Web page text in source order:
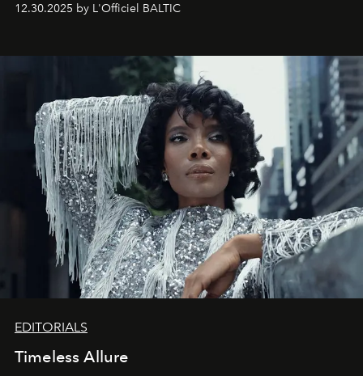
achievements.
12.30.2025 by L'Officiel BALTIC
EDITORIALS
Timeless Allure